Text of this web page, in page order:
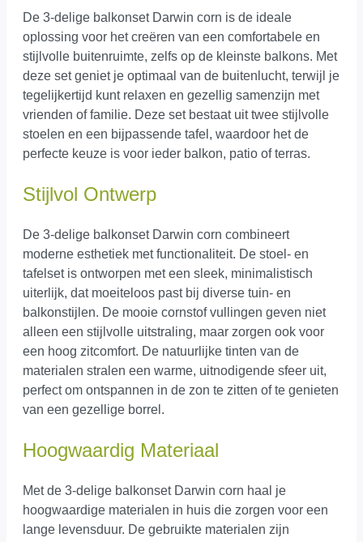
De 3-delige balkonset Darwin corn is de ideale
oplossing voor het creëren van een comfortabele en
stijlvolle buitenruimte, zelfs op de kleinste balkons. Met
deze set geniet je optimaal van de buitenlucht, terwijl je
tegelijkertijd kunt relaxen en gezellig samenzijn met
vrienden of familie. Deze set bestaat uit twee stijlvolle
stoelen en een bijpassende tafel, waardoor het de
perfecte keuze is voor ieder balkon, patio of terras.
Stijlvol Ontwerp
De 3-delige balkonset Darwin corn combineert
moderne esthetiek met functionaliteit. De stoel- en
tafelset is ontworpen met een sleek, minimalistisch
uiterlijk, dat moeiteloos past bij diverse tuin- en
balkonstijlen. De mooie cornstof vullingen geven niet
alleen een stijlvolle uitstraling, maar zorgen ook voor
een hoog zitcomfort. De natuurlijke tinten van de
materialen stralen een warme, uitnodigende sfeer uit,
perfect om ontspannen in de zon te zitten of te genieten
van een gezellige borrel.
Hoogwaardig Materiaal
Met de 3-delige balkonset Darwin corn haal je
hoogwaardige materialen in huis die zorgen voor een
lange levensduur. De gebruikte materialen zijn